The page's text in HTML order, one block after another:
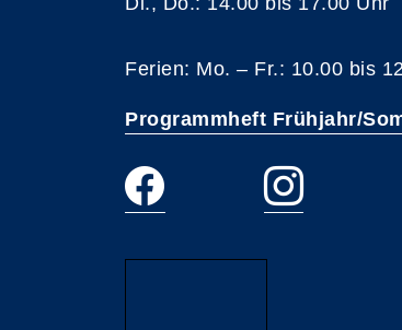
Ferien: Mo. – Fr.: 10.00 bis
Programmheft Frühjahr/